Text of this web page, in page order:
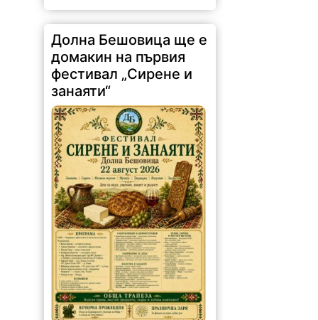
Долна Бешовица ще е
домакин на първия
фестивал „Сирене и
занаяти“